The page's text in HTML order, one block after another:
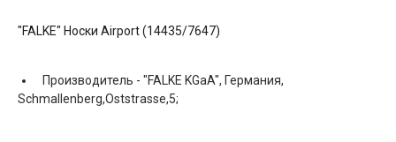
"FALKE" Носки Airport (14435/7647)
Производитель - "FALKE KGaA", Германия,
Schmallenberg,Oststrasse,5;